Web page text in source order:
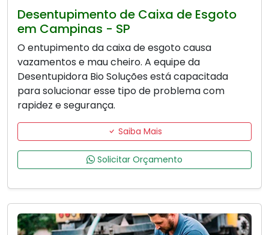
Desentupimento de Caixa de Esgoto
em Campinas - SP
O entupimento da caixa de esgoto causa
vazamentos e mau cheiro. A equipe da
Desentupidora Bio Soluções está capacitada
para solucionar esse tipo de problema com
rapidez e segurança.
Saiba Mais
Solicitar Orçamento